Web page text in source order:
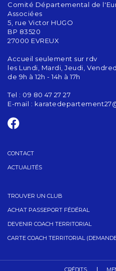
Comité Départemental de
Associées
5, rue Victor HUGO
BP 83520
27000 EVREUX
Accueil seulement sur rdv
les Lundi, Mardi, Jeudi,
de 9h à 12h - 14h à 17h
Tel : 09 80 47 27 27
E-mail :
CONTACT
ACTUALITÉS
TROUVER UN CLUB
ACHAT PASSEPORT FÉDÉRAL
DEVENIR COACH TERRITORIAL
CARTE COACH TERRITORIAL
CRÉDITS